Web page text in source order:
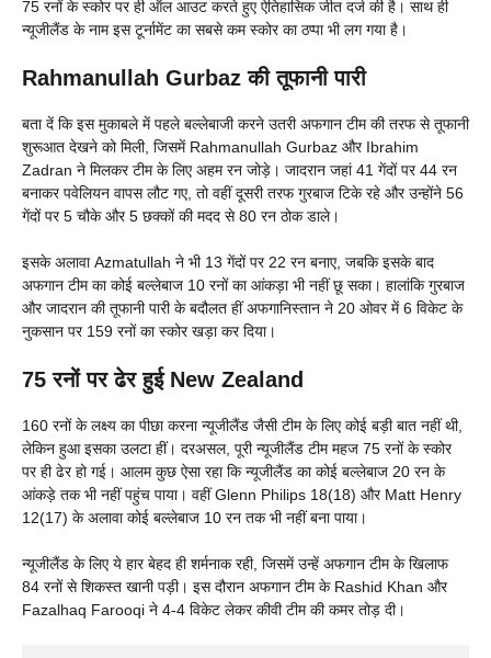
75 रनों के स्कोर पर ही ऑल आउट करते हुए ऐतिहासिक जीत दर्ज की है। साथ ही
न्यूजीलैंड के नाम इस टूर्नामेंट का सबसे कम स्कोर का ठप्पा भी लग गया है।
Rahmanullah Gurbaz की तूफानी पारी
बता दें कि इस मुकाबले में पहले बल्लेबाजी करने उतरी अफगान टीम की तरफ से तूफानी
शुरूआत देखने को मिली, जिसमें Rahmanullah Gurbaz और Ibrahim
Zadran ने मिलकर टीम के लिए अहम रन जोड़े। जादरान जहां 41 गेंदों पर 44 रन
बनाकर पवेलियन वापस लौट गए, तो वहीं दूसरी तरफ गुरबाज टिके रहे और उन्होंने 56
गेंदों पर 5 चौके और 5 छक्कों की मदद से 80 रन ठोक डाले।
इसके अलावा Azmatullah ने भी 13 गेंदों पर 22 रन बनाए, जबकि इसके बाद
अफगान टीम का कोई बल्लेबाज 10 रनों का आंकड़ा भी नहीं छू सका। हालांकि गुरबाज
और जादरान की तूफानी पारी के बदौलत हीं अफगानिस्तान ने 20 ओवर में 6 विकेट के
नुकसान पर 159 रनों का स्कोर खड़ा कर दिया।
75 रनों पर ढेर हुई New Zealand
160 रनों के लक्ष्य का पीछा करना न्यूजीलैंड जैसी टीम के लिए कोई बड़ी बात नहीं थी,
लेकिन हुआ इसका उलटा हीं। दरअसल, पूरी न्यूजीलैंड टीम महज 75 रनों के स्कोर
पर ही ढेर हो गई। आलम कुछ ऐसा रहा कि न्यूजीलैंड का कोई बल्लेबाज 20 रन के
आंकड़े तक भी नहीं पहुंच पाया। वहीं Glenn Philips 18(18) और Matt Henry
12(17) के अलावा कोई बल्लेबाज 10 रन तक भी नहीं बना पाया।
न्यूजीलैंड के लिए ये हार बेहद ही शर्मनाक रही, जिसमें उन्हें अफगान टीम के खिलाफ
84 रनों से शिकस्त खानी पड़ी। इस दौरान अफगान टीम के Rashid Khan और
Fazalhaq Farooqi ने 4-4 विकेट लेकर कीवी टीम की कमर तोड़ दी।